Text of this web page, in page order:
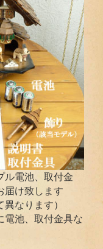
ル電池、取付金
届け致します
なります）
電池、取付金具な